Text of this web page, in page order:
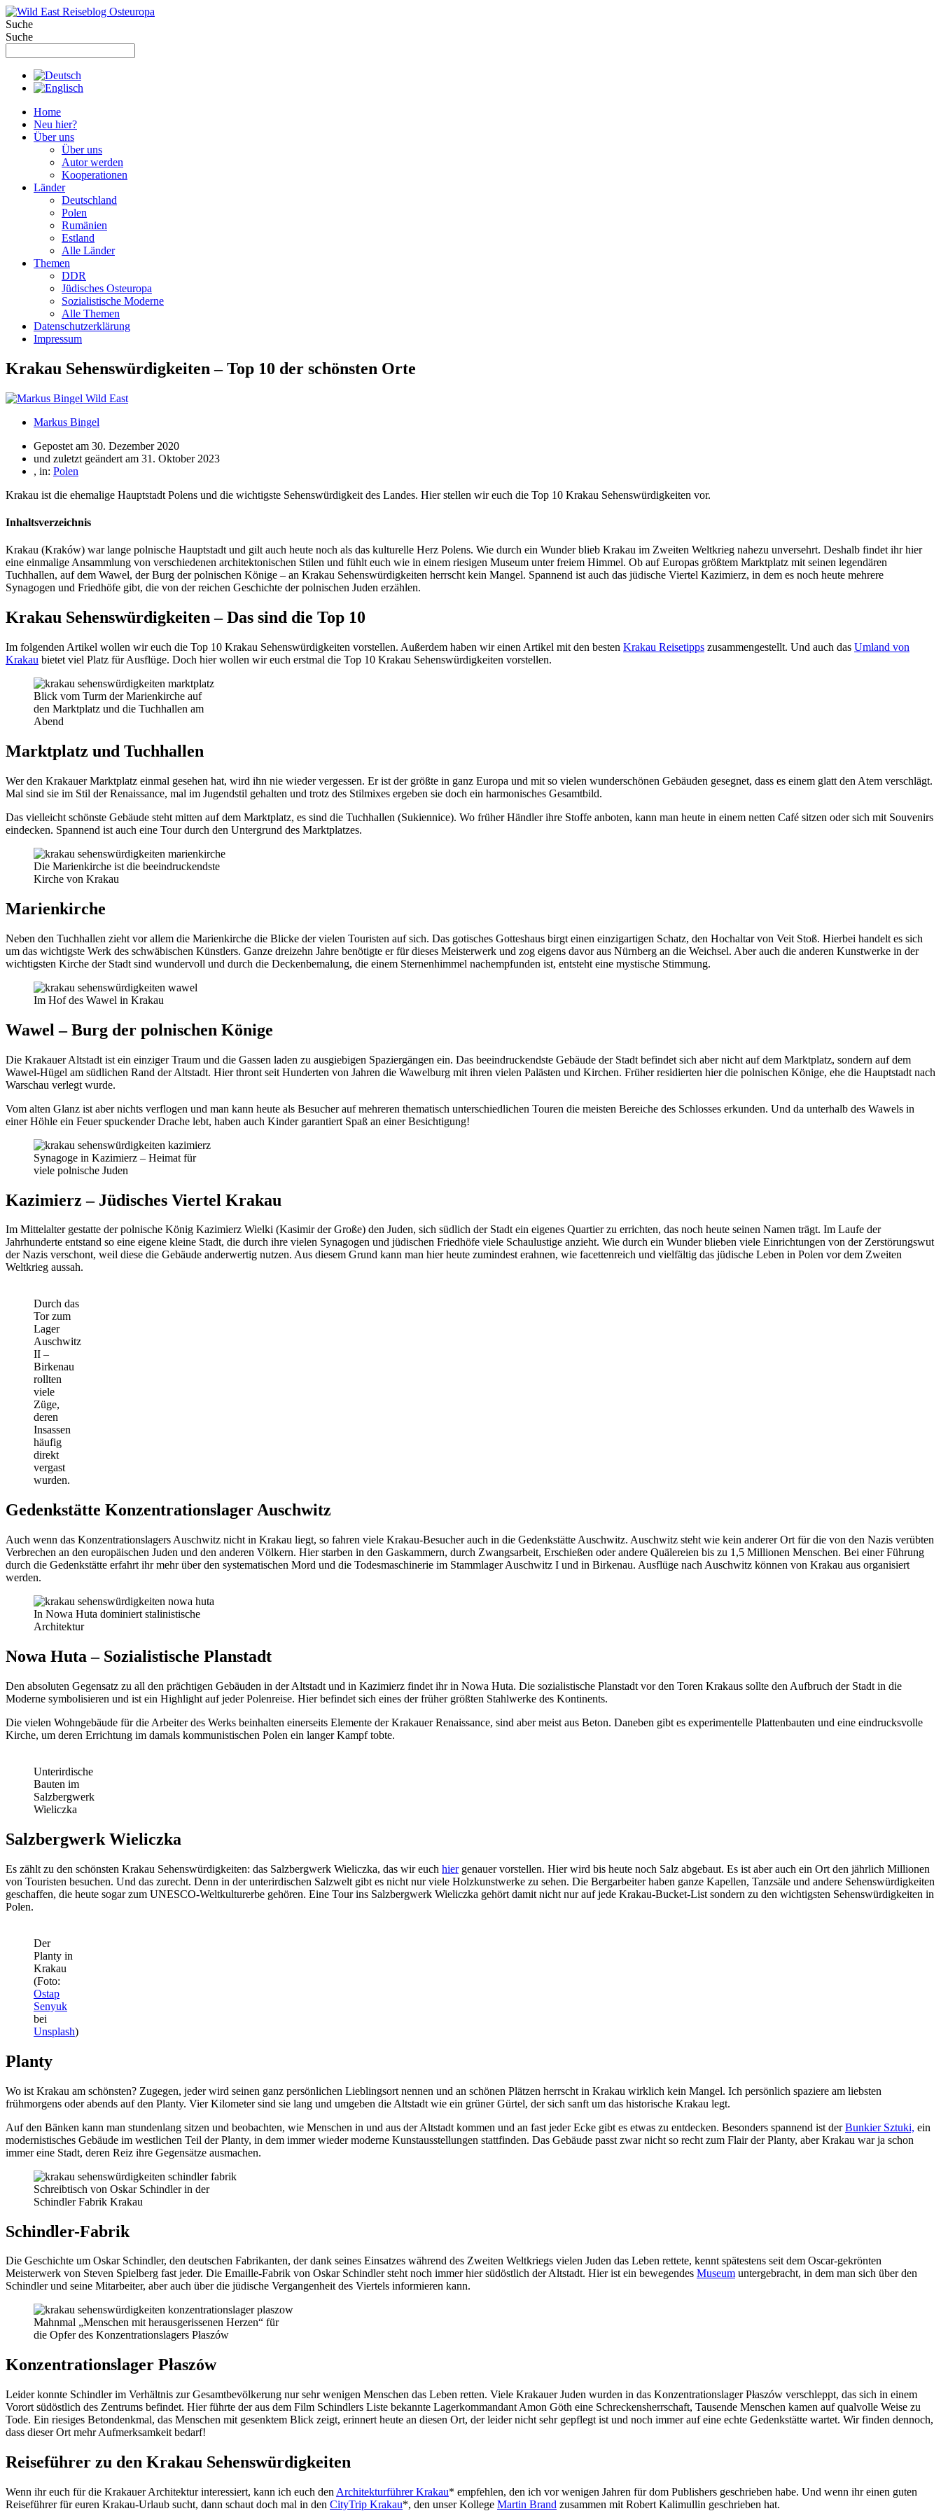
Zum
Inhalt
springen
Suche
Suche
Home
Neu hier?
Über uns
Über uns
Autor werden
Kooperationen
Länder
Deutschland
Polen
Rumänien
Estland
Alle Länder
Themen
DDR
Jüdisches Osteuropa
Sozialistische Moderne
Alle Themen
Datenschutzerklärung
Impressum
Krakau Sehenswürdigkeiten – Top 10 der schönsten Orte
Markus Bingel
Gepostet am 30. Dezember 2020
und zuletzt geändert am 31. Oktober 2023
, in: Polen
Krakau ist die ehemalige Hauptstadt Polens und die wichtigste Sehenswürdigkeit des Landes. Hier stellen wir euch die Top 10 Krakau Sehenswürdigkeiten vor.
Inhaltsverzeichnis
Krakau (Kraków) war lange polnische Hauptstadt und gilt auch heute noch als das kulturelle Herz Polens. Wie durch ein Wunder blieb Krakau im Zweiten Weltkrieg nahezu unversehrt. Deshalb findet ihr hier
eine einmalige Ansammlung von verschiedenen architektonischen Stilen und fühlt euch wie in einem riesigen Museum unter freiem Himmel. Ob auf Europas größtem Marktplatz mit seinen legendären
Tuchhallen, auf dem Wawel, der Burg der polnischen Könige – an Krakau Sehenswürdigkeiten herrscht kein Mangel. Spannend ist auch das jüdische Viertel Kazimierz, in dem es noch heute mehrere
Synagogen und Friedhöfe gibt, die von der reichen Geschichte der polnischen Juden erzählen.
Krakau Sehenswürdigkeiten – Das sind die Top 10
Im folgenden Artikel wollen wir euch die Top 10 Krakau Sehenswürdigkeiten vorstellen. Außerdem haben wir einen Artikel mit den besten Krakau Reisetipps zusammengestellt. Und auch das Umland von
Krakau bietet viel Platz für Ausflüge. Doch hier wollen wir euch erstmal die Top 10 Krakau Sehenswürdigkeiten vorstellen.
Blick vom Turm der Marienkirche auf
den Marktplatz und die Tuchhallen am
Abend
Marktplatz und Tuchhallen
Wer den Krakauer Marktplatz einmal gesehen hat, wird ihn nie wieder vergessen. Er ist der größte in ganz Europa und mit so vielen wunderschönen Gebäuden gesegnet, dass es einem glatt den Atem verschlägt.
Mal sind sie im Stil der Renaissance, mal im Jugendstil gehalten und trotz des Stilmixes ergeben sie doch ein harmonisches Gesamtbild.
Das vielleicht schönste Gebäude steht mitten auf dem Marktplatz, es sind die Tuchhallen (Sukiennice). Wo früher Händler ihre Stoffe anboten, kann man heute in einem netten Café sitzen oder sich mit Souvenirs
eindecken. Spannend ist auch eine Tour durch den Untergrund des Marktplatzes.
Die Marienkirche ist die beeindruckendste
Kirche von Krakau
Marienkirche
Neben den Tuchhallen zieht vor allem die Marienkirche die Blicke der vielen Touristen auf sich. Das gotisches Gotteshaus birgt einen einzigartigen Schatz, den Hochaltar von Veit Stoß. Hierbei handelt es sich
um das wichtigste Werk des schwäbischen Künstlers. Ganze dreizehn Jahre benötigte er für dieses Meisterwerk und zog eigens davor aus Nürnberg an die Weichsel. Aber auch die anderen Kunstwerke in der
wichtigsten Kirche der Stadt sind wundervoll und durch die Deckenbemalung, die einem Sternenhimmel nachempfunden ist, entsteht eine mystische Stimmung.
Im Hof des Wawel in Krakau
Wawel – Burg der polnischen Könige
Die Krakauer Altstadt ist ein einziger Traum und die Gassen laden zu ausgiebigen Spaziergängen ein. Das beeindruckendste Gebäude der Stadt befindet sich aber nicht auf dem Marktplatz, sondern auf dem
Wawel-Hügel am südlichen Rand der Altstadt. Hier thront seit Hunderten von Jahren die Wawelburg mit ihren vielen Palästen und Kirchen. Früher residierten hier die polnischen Könige, ehe die Hauptstadt nach
Warschau verlegt wurde.
Vom alten Glanz ist aber nichts verflogen und man kann heute als Besucher auf mehreren thematisch unterschiedlichen Touren die meisten Bereiche des Schlosses erkunden. Und da unterhalb des Wawels in
einer Höhle ein Feuer spuckender Drache lebt, haben auch Kinder garantiert Spaß an einer Besichtigung!
Synagoge in Kazimierz – Heimat für
viele polnische Juden
Kazimierz – Jüdisches Viertel Krakau
Im Mittelalter gestatte der polnische König Kazimierz Wielki (Kasimir der Große) den Juden, sich südlich der Stadt ein eigenes Quartier zu errichten, das noch heute seinen Namen trägt. Im Laufe der
Jahrhunderte entstand so eine eigene kleine Stadt, die durch ihre vielen Synagogen und jüdischen Friedhöfe viele Schaulustige anzieht. Wie durch ein Wunder blieben viele Einrichtungen von der Zerstörungswut
der Nazis verschont, weil diese die Gebäude anderwertig nutzen. Aus diesem Grund kann man hier heute zumindest erahnen, wie facettenreich und vielfältig das jüdische Leben in Polen vor dem Zweiten
Weltkrieg aussah.
Durch das
Tor zum
Lager
Auschwitz
II –
Birkenau
rollten
viele
Züge,
deren
Insassen
häufig
direkt
vergast
wurden.
Gedenkstätte Konzentrationslager Auschwitz
Auch wenn das Konzentrationslagers Auschwitz nicht in Krakau liegt, so fahren viele Krakau-Besucher auch in die Gedenkstätte Auschwitz. Auschwitz steht wie kein anderer Ort für die von den Nazis verübten
Verbrechen an den europäischen Juden und den anderen Völkern. Hier starben in den Gaskammern, durch Zwangsarbeit, Erschießen oder andere Quälereien bis zu 1,5 Millionen Menschen. Bei einer Führung
durch die Gedenkstätte erfahrt ihr mehr über den systematischen Mord und die Todesmaschinerie im Stammlager Auschwitz I und in Birkenau. Ausflüge nach Auschwitz können von Krakau aus organisiert
werden.
In Nowa Huta dominiert stalinistische
Architektur
Nowa Huta – Sozialistische Planstadt
Den absoluten Gegensatz zu all den prächtigen Gebäuden in der Altstadt und in Kazimierz findet ihr in Nowa Huta. Die sozialistische Planstadt vor den Toren Krakaus sollte den Aufbruch der Stadt in die
Moderne symbolisieren und ist ein Highlight auf jeder Polenreise. Hier befindet sich eines der früher größten Stahlwerke des Kontinents.
Die vielen Wohngebäude für die Arbeiter des Werks beinhalten einerseits Elemente der Krakauer Renaissance, sind aber meist aus Beton. Daneben gibt es experimentelle Plattenbauten und eine eindrucksvolle
Kirche, um deren Errichtung im damals kommunistischen Polen ein langer Kampf tobte.
Unterirdische
Bauten im
Salzbergwerk
Wieliczka
Salzbergwerk Wieliczka
Es zählt zu den schönsten Krakau Sehenswürdigkeiten: das Salzbergwerk Wieliczka, das wir euch hiergenauer vorstellen. Hier wird bis heute noch Salz abgebaut. Es ist aber auch ein Ort den jährlich Millionen
von Touristen besuchen. Und das zurecht. Denn in der unterirdischen Salzwelt gibt es nicht nur viele Holzkunstwerke zu sehen. Die Bergarbeiter haben ganze Kapellen, Tanzsäle und andere Sehenswürdigkeiten
geschaffen, die heute sogar zum UNESCO-Weltkulturerbe gehören. Eine Tour ins Salzbergwerk Wieliczka gehört damit nicht nur auf jede Krakau-Bucket-List sondern zu den wichtigsten Sehenswürdigkeiten in
Polen.
Der
Planty in
Krakau
(Foto:
Ostap
Senyuk
bei
Unsplash)
Planty
Wo ist Krakau am schönsten? Zugegen, jeder wird seinen ganz persönlichen Lieblingsort nennen und an schönen Plätzen herrscht in Krakau wirklich kein Mangel. Ich persönlich spaziere am liebsten
frühmorgens oder abends auf den Planty. Vier Kilometer sind sie lang und umgeben die Altstadt wie ein grüner Gürtel, der sich sanft um das historische Krakau legt.
Auf den Bänken kann man stundenlang sitzen und beobachten, wie Menschen in und aus der Altstadt kommen und an fast jeder Ecke gibt es etwas zu entdecken. Besonders spannend ist derBunkier Sztuki, ein
modernistisches Gebäude im westlichen Teil der Planty, in dem immer wieder moderne Kunstausstellungen stattfinden. Das Gebäude passt zwar nicht so recht zum Flair der Planty, aber Krakau war ja schon
immer eine Stadt, deren Reiz ihre Gegensätze ausmachen.
Schreibtisch von Oskar Schindler in der
Schindler Fabrik Krakau
Schindler-Fabrik
Die Geschichte um Oskar Schindler, den deutschen Fabrikanten, der dank seines Einsatzes während des Zweiten Weltkriegs vielen Juden das Leben rettete, kennt spätestens seit dem Oscar-gekrönten
Meisterwerk von Steven Spielberg fast jeder. Die Emaille-Fabrik von Oskar Schindler steht noch immer hier südöstlich der Altstadt. Hier ist ein bewegendes Museum untergebracht, in dem man sich über den
Schindler und seine Mitarbeiter, aber auch über die jüdische Vergangenheit des Viertels informieren kann.
Mahnmal „Menschen mit herausgerissenen Herzen“ für
die Opfer des Konzentrationslagers Płaszów
Konzentrationslager Płaszów
Leider konnte Schindler im Verhältnis zur Gesamtbevölkerung nur sehr wenigen Menschen das Leben retten. Viele Krakauer Juden wurden in das Konzentrationslager Płaszów verschleppt, das sich in einem
Vorort südöstlich des Zentrums befindet. Hier führte der aus dem Film Schindlers Liste bekannte Lagerkommandant Amon Göth eine Schreckensherrschaft, Tausende Menschen kamen auf qualvolle Weise zu
Tode. Ein riesiges Betondenkmal, das Menschen mit gesenktem Blick zeigt, erinnert heute an diesen Ort, der leider nicht sehr gepflegt ist und noch immer auf eine echte Gedenkstätte wartet. Wir finden dennoch,
dass dieser Ort mehr Aufmerksamkeit bedarf!
Reiseführer zu den Krakau Sehenswürdigkeiten
Wenn ihr euch für die Krakauer Architektur interessiert, kann ich euch den Architekturführer Krakau* empfehlen, den ich vor wenigen Jahren für dom Publishers geschrieben habe. Und wenn ihr einen guten
Reiseführer für euren Krakau-Urlaub sucht, dann schaut doch mal in den CityTrip Krakau*, den unser Kollege Martin Brand zusammen mit Robert Kalimullin geschrieben hat.